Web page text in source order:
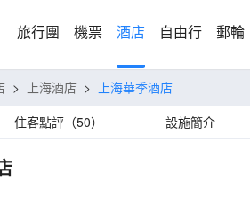
旅行團 機票 酒店 自由行 郵輪
> 上海酒店 >
上海華季酒店
住客點評（50） 設施簡介